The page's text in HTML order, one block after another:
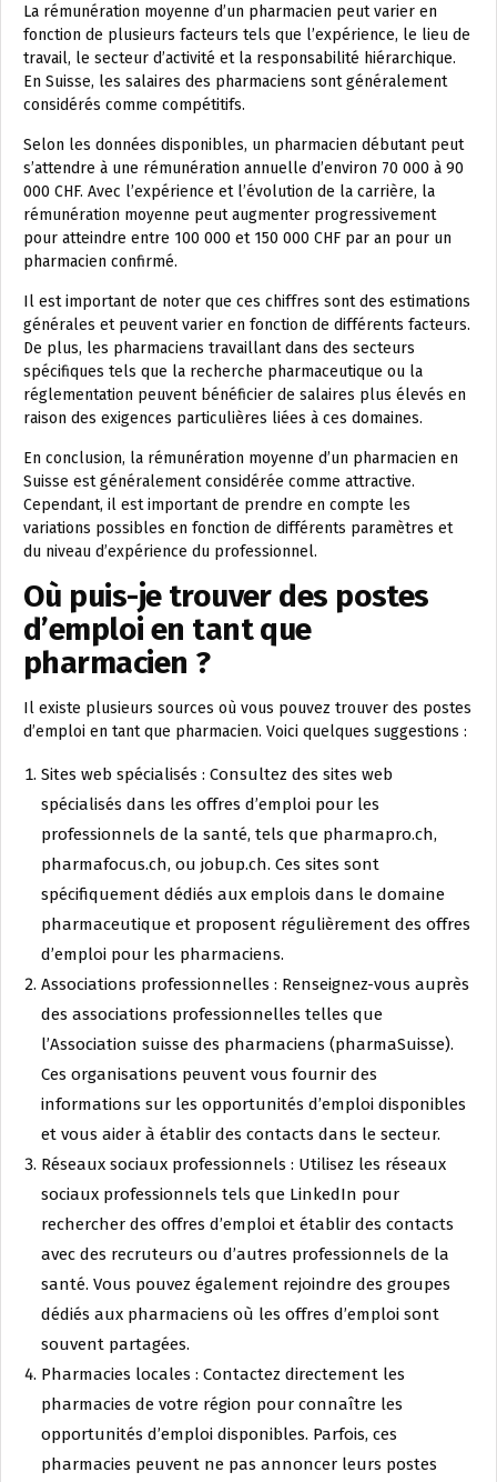
La rémunération moyenne d’un pharmacien peut varier en
fonction de plusieurs facteurs tels que l’expérience, le lieu de
travail, le secteur d’activité et la responsabilité hiérarchique.
En Suisse, les salaires des pharmaciens sont généralement
considérés comme compétitifs.
Selon les données disponibles, un pharmacien débutant peut
s’attendre à une rémunération annuelle d’environ 70 000 à 90
000 CHF. Avec l’expérience et l’évolution de la carrière, la
rémunération moyenne peut augmenter progressivement
pour atteindre entre 100 000 et 150 000 CHF par an pour un
pharmacien confirmé.
Il est important de noter que ces chiffres sont des estimations
générales et peuvent varier en fonction de différents facteurs.
De plus, les pharmaciens travaillant dans des secteurs
spécifiques tels que la recherche pharmaceutique ou la
réglementation peuvent bénéficier de salaires plus élevés en
raison des exigences particulières liées à ces domaines.
En conclusion, la rémunération moyenne d’un pharmacien en
Suisse est généralement considérée comme attractive.
Cependant, il est important de prendre en compte les
variations possibles en fonction de différents paramètres et
du niveau d’expérience du professionnel.
Où puis-je trouver des postes
d’emploi en tant que
pharmacien ?
Il existe plusieurs sources où vous pouvez trouver des postes
d’emploi en tant que pharmacien. Voici quelques suggestions :
Sites web spécialisés : Consultez des sites web
spécialisés dans les offres d’emploi pour les
professionnels de la santé, tels que pharmapro.ch,
pharmafocus.ch, ou jobup.ch. Ces sites sont
spécifiquement dédiés aux emplois dans le domaine
pharmaceutique et proposent régulièrement des offres
d’emploi pour les pharmaciens.
Associations professionnelles : Renseignez-vous auprès
des associations professionnelles telles que
l’Association suisse des pharmaciens (pharmaSuisse).
Ces organisations peuvent vous fournir des
informations sur les opportunités d’emploi disponibles
et vous aider à établir des contacts dans le secteur.
Réseaux sociaux professionnels : Utilisez les réseaux
sociaux professionnels tels que LinkedIn pour
rechercher des offres d’emploi et établir des contacts
avec des recruteurs ou d’autres professionnels de la
santé. Vous pouvez également rejoindre des groupes
dédiés aux pharmaciens où les offres d’emploi sont
souvent partagées.
Pharmacies locales : Contactez directement les
pharmacies de votre région pour connaître les
opportunités d’emploi disponibles. Parfois, ces
pharmacies peuvent ne pas annoncer leurs postes